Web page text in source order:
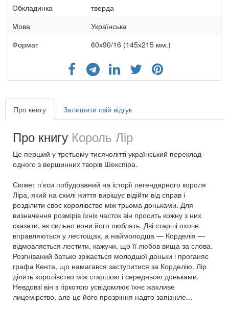
Обкладинка
тверда
Мова
Українська
Формат
60х90/16 (145х215 мм.)
Про книгу Залишити свій відгук
Про книгу Король Лір
Це перший у третьому тисячолітті український переклад
одного з вершинних творів Шекспіра.
Сюжет п’єси побудований на історії легендарного короля
Ліра, який на схилі життя вирішує відійти від справ і
розділити своє королівство між трьома доньками. Для
визначення розмірів їхніх часток він просить кожну з них
сказати, як сильно вони його люблять. Дві старші охоче
вправляються у лестощах, а наймолодша — Корделія —
відмовляється лестити, кажучи, що її любов вища за слова.
Розгніваний батько зрікається молодшої доньки і проганяє
графа Кента, що намагався заступитися за Корделію. Лір
ділить королівство між старшою і середньою доньками.
Невдовзі він з гіркотою усвідомлює їхнє жахливе
лицемірство, але це його прозріння надто запізніле...